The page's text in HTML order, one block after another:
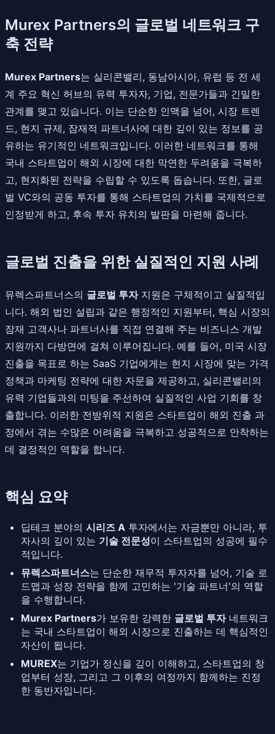
Murex Partners의 글로벌 네트워크 구
축 전략
Murex Partners는 실리콘밸리, 동남아시아, 유럽 등 전 세
계 주요 혁신 허브의 유력 투자자, 기업, 전문가들과 긴밀한
관계를 맺고 있습니다. 이는 단순한 인맥을 넘어, 시장 트렌
드, 현지 규제, 잠재적 파트너사에 대한 깊이 있는 정보를 공
유하는 유기적인 네트워크입니다. 이러한 네트워크를 통해
국내 스타트업이 해외 시장에 대한 막연한 두려움을 극복하
고, 현지화된 전략을 수립할 수 있도록 돕습니다. 또한, 글로
벌 VC와의 공동 투자를 통해 스타트업의 가치를 국제적으로
인정받게 하고, 후속 투자 유치의 발판을 마련해 줍니다.
글로벌 진출을 위한 실질적인 지원 사례
뮤렉스파트너스의 글로벌 투자지원은 구체적이고 실질적입
니다. 해외 법인 설립과 같은 행정적인 지원부터, 핵심 시장의
잠재 고객사나 파트너사를 직접 연결해 주는 비즈니스 개발
지원까지 다방면에 걸쳐 이루어집니다. 예를 들어, 미국 시장
진출을 목표로 하는 SaaS 기업에게는 현지 시장에 맞는 가격
정책과 마케팅 전략에 대한 자문을 제공하고, 실리콘밸리의
유력 기업들과의 미팅을 주선하여 실질적인 사업 기회를 창
출합니다. 이러한 전방위적 지원은 스타트업이 해외 진출 과
정에서 겪는 수많은 어려움을 극복하고 성공적으로 안착하는
데 결정적인 역할을 합니다.
핵심 요약
딥테크 분야의 시리즈 A 투자에서는 자금뿐만 아니라, 투
자사의 깊이 있는 기술 전문성이 스타트업의 성공에 필수
적입니다.
뮤렉스파트너스는 단순한 재무적 투자자를 넘어, 기술 로
드맵과 성장 전략을 함께 고민하는 '기술 파트너'의 역할
을 수행합니다.
Murex Partners가 보유한 강력한 글로벌 투자네트워크
는 국내 스타트업이 해외 시장으로 진출하는 데 핵심적인
자산이 됩니다.
MUREX는 기업가 정신을 깊이 이해하고, 스타트업의 창
업부터 성장, 그리고 그 이후의 여정까지 함께하는 진정
한 동반자입니다.